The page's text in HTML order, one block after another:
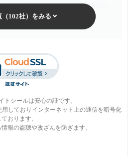
ック中 UOMO（ウオモ） エイトビューティー
クリニック
イム エステティックTBC
エミナルクリニック エルクリニック
トシールは安心の証です。
しておりインターネット上の通信を暗号化
ております。
報の盗聴や改ざんを防ぎます。